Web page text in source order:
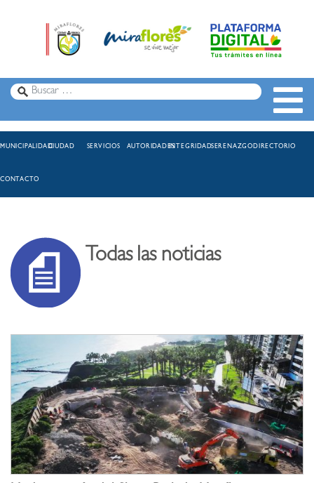
MUNICIPALIDADCIUDAD SERVICIOS AUTORIDADESINTEGRIDADSERENAZGODIRECTORIO
CONTACTO
Todas las noticias